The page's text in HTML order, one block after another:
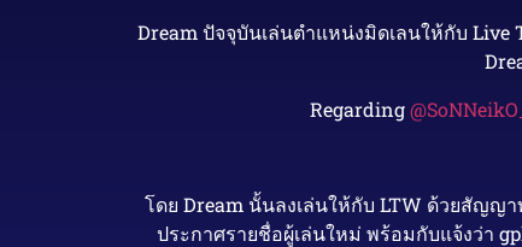
Dream ปัจจุบันเล่นตำแหน่งมิดเลนให้กับ
Regarding
โดย Dream นั้นลงเล่นให้กับ LTW ด้วยสัญญ
ประกาศรายชื่อผู้เล่นใหม่ พร้อมกับแจ้งว่า